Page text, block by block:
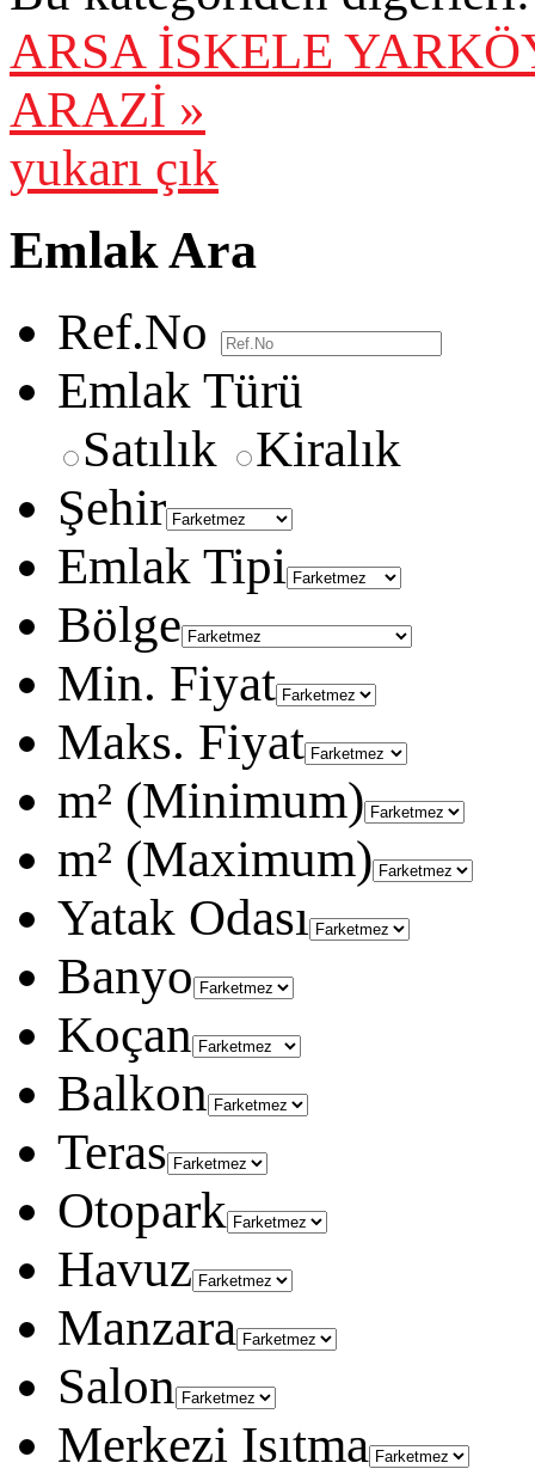
ARSA İSKELE
ARAZİ »
yukarı çık
Emlak Ara
Ref.No
Emlak Türü
Satılık
Kiralık
Şehir
Emlak Tipi
Bölge
Min. Fiyat
Maks. Fiyat
m² (Minimum)
m² (Maximum)
Yatak Odası
Banyo
Koçan
Balkon
Teras
Otopark
Havuz
Manzara
Salon
Merkezi Isıtma